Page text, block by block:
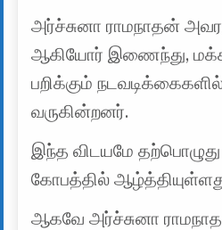
அர்ச்சுனா ராமநாதன்
ஆகியோர் இணைந்து,
பறிக்கும்
வருகின்றனர்.
இந்த விடயமே
கோபத்தில்
ஆகவே அர்ச்சுனா